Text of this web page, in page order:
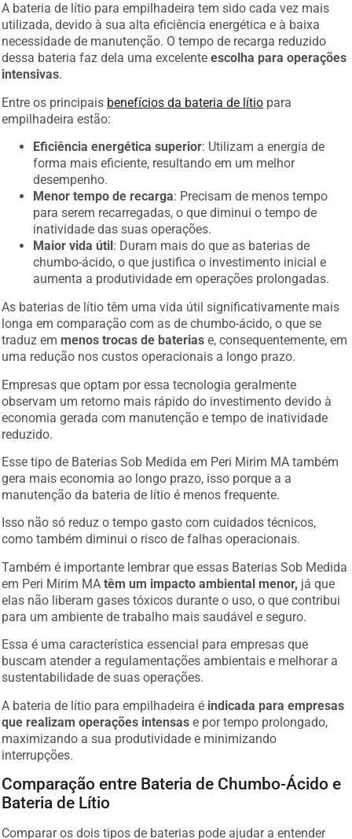
A bateria de lítio para empilhadeira tem sido cada vez mais
utilizada, devido à sua alta eficiência energética e à baixa
necessidade de manutenção. O tempo de recarga reduzido
dessa bateria faz dela uma excelenteescolha para operações
intensivas.
Entre os principais benefícios da bateria de lítio para
empilhadeira estão:
Eficiência energética superior: Utilizam a energia de
forma mais eficiente, resultando em um melhor
desempenho.
Menor tempo de recarga: Precisam de menos tempo
para serem recarregadas, o que diminui o tempo de
inatividade das suas operações.
Maior vida útil : Duram mais do que as baterias de
chumbo-ácido, o que justifica o investimento inicial e
aumenta a produtividade em operações prolongadas.
As baterias de lítio têm uma vida útil significativamente mais
longa em comparação com as de chumbo-ácido, o que se
traduz em menos trocas de baterias e, consequentemente, em
uma redução nos custos operacionais a longo prazo.
Empresas que optam por essa tecnologia geralmente
observam um retorno mais rápido do investimento devido à
economia gerada com manutenção e tempo de inatividade
reduzido.
Esse tipo de Baterias Sob Medida em Peri Mirim MA também
gera mais economia ao longo prazo, isso porque a a
manutenção da bateria de lítio é menos frequente.
Isso não só reduz o tempo gasto com cuidados técnicos,
como também diminui o risco de falhas operacionais.
Também é importante lembrar que essas Baterias Sob Medida
em Peri Mirim MAtêm um impacto ambiental menor, já que
elas não liberam gases tóxicos durante o uso, o que contribui
para um ambiente de trabalho mais saudável e seguro.
Essa é uma característica essencial para empresas que
buscam atender a regulamentações ambientais e melhorar a
sustentabilidade de suas operações.
A bateria de lítio para empilhadeira é indicada para empresas
que realizam operações intensas e por tempo prolongado,
maximizando a sua produtividade e minimizando
interrupções.
Comparação entre Bateria de Chumbo-Ácido e
Bateria de Lítio
Comparar os dois tipos de baterias pode ajudar a entender